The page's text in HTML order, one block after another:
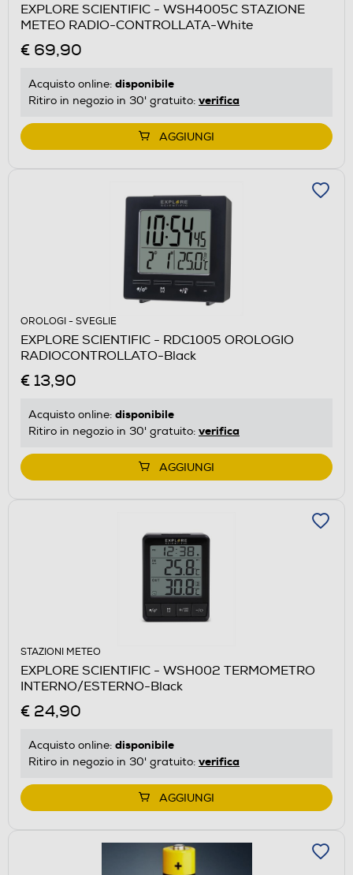
EXPLORE SCIENTIFIC - WSH4005C STAZIONE
METEO RADIO-CONTROLLATA-White
€ 69,90
Acquisto online: disponibile
Ritiro in negozio in 30' gratuito: verifica
AGGIUNGI
OROLOGI - SVEGLIE
EXPLORE SCIENTIFIC - RDC1005 OROLOGIO
RADIOCONTROLLATO-Black
€ 13,90
Acquisto online: disponibile
Ritiro in negozio in 30' gratuito: verifica
AGGIUNGI
STAZIONI METEO
EXPLORE SCIENTIFIC - WSH002 TERMOMETRO
INTERNO/ESTERNO-Black
€ 24,90
Acquisto online: disponibile
Ritiro in negozio in 30' gratuito: verifica
AGGIUNGI